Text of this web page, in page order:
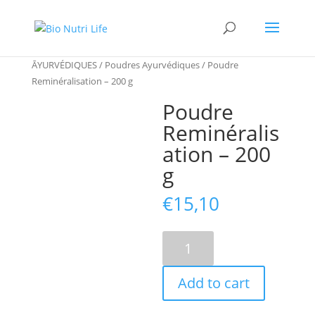
ĀYURVÉDIQUES/ Poudres Ayurvédiques/ Poudre
Reminéralisation – 200 g
Poudre
Reminéralis
ation – 200
g
€15,10
Reminéralisation
-
200
g
Add to cart